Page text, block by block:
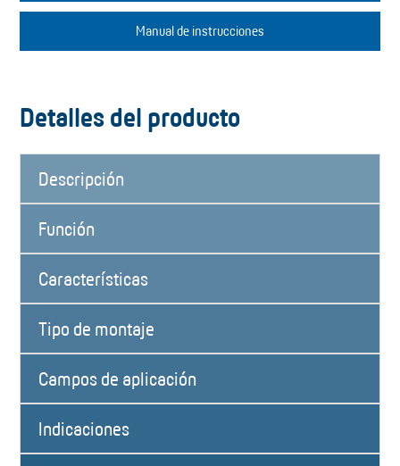
Manual de instrucciones
Detalles del producto
Descripción
Función
Características
Tipo de montaje
Campos de aplicación
Indicaciones